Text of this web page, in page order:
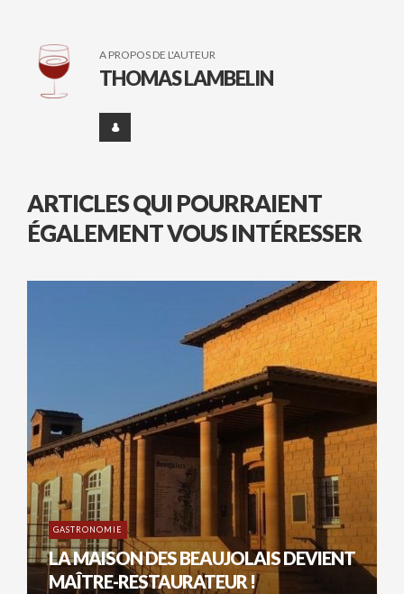
A PROPOS DE L'AUTEUR
THOMAS LAMBELIN
ARTICLES QUI POURRAIENT
ÉGALEMENT VOUS INTÉRESSER
GASTRONOMIE
LA MAISON DES BEAUJOLAIS DEVIENT
MAÎTRE-RESTAURATEUR !